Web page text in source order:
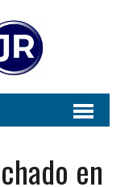
en